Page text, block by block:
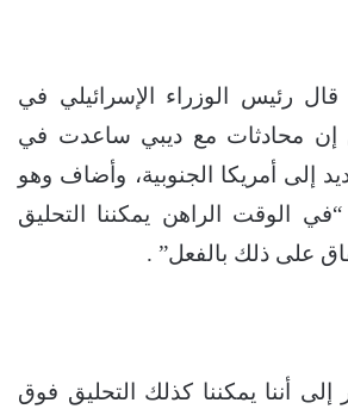
رئيس الوزراء الإسرائيلي في
إن محادثات مع ديبي ساعدت في
إلى أمريكا الجنوبية، وأضاف وهو
الوقت الراهن يمكننا التحليق
على ذلك بالفعل” .
أننا يمكننا كذلك التحليق فوق